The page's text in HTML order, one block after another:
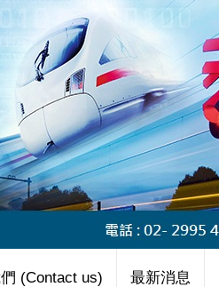
(Contact us) 最新消息